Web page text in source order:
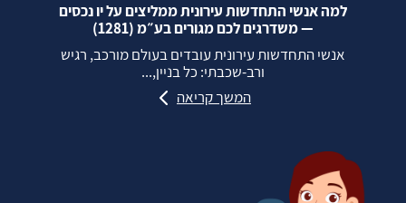
למה אנשי התחדשות עירונית ממליצים על יו נכסים
— משדרגים לכם מגורים בע״מ (1281)
אנשי התחדשות עירונית עובדים בעולם מורכב, רגיש
ורב‑שכבתי: כל בניין,...
המשך קריאה